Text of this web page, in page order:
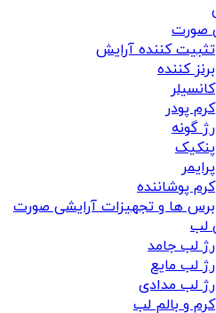
صورت
تثبیت کننده آرایش
برنز کننده
کانسیلر
کرم پودر
رژ گونه
پنکیک
پرایمر
کرم پوشاننده
برس ها و تجهیزات آرایشی صورت
لب
رژ لب جامد
رژ لب مایع
رژ لب مدادی
کرم و بالم لب